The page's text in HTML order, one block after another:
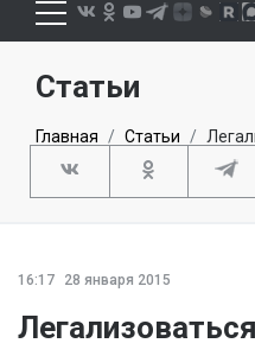
Статьи
Главная Статьи
16:17 28 января 2015